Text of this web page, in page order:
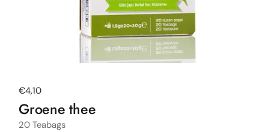
Normale prijs
€4,10
Groene thee
20 Teabags